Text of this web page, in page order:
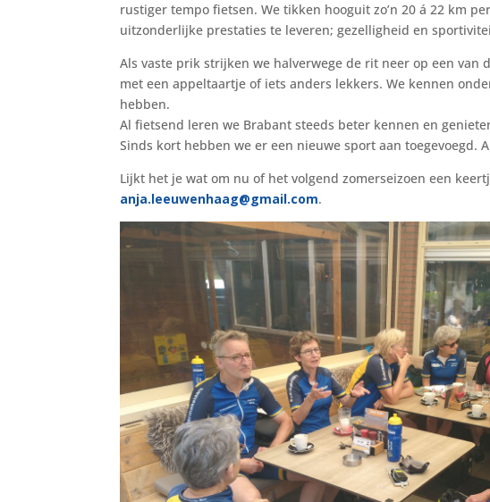
rustiger tempo fietsen. We tikken hooguit zo’n 20 á 22 km
uitzonderlijke prestaties te leveren; gezelligheid en
Als vaste prik strijken we halverwege de rit neer op een van
met een appeltaartje of iets anders lekkers. We kennen
hebben.
Al fietsend leren we Brabant steeds beter kennen en
Sinds kort hebben we er een nieuwe sport aan
Lijkt het je wat om nu of het volgend zomerseizoen een
anja.leeuwenhaag@gmail.com.